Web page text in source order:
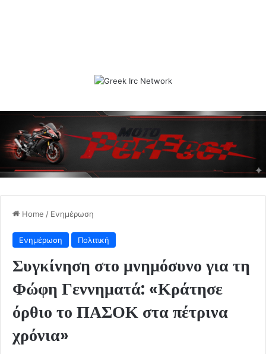
Home / Ενημέρωση
Ενημέρωση Πολιτική
Συγκίνηση στο μνημόσυνο για τη
Φώφη Γεννηματά: «Κράτησε
όρθιο το ΠΑΣΟΚ στα πέτρινα
χρόνια»